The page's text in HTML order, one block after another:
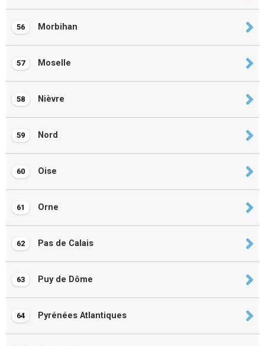
56 Morbihan
57 Moselle
58 Nièvre
59 Nord
60 Oise
61 Orne
62 Pas de Calais
63 Puy de Dôme
64 Pyrénées Atlantiques